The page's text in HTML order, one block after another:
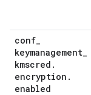
conf_
keymanagement_
kmscred .
encryption .
enabled